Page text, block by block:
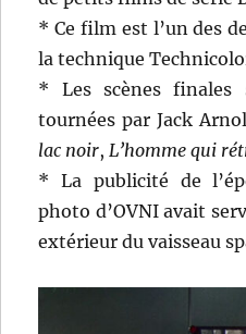
* Ce film est l’un des
la technique
* Les scènes
tournées par Jack
lac noir,L’homme qui
* La publicité de
photo d’OVNI avait
extérieur du vaisseau